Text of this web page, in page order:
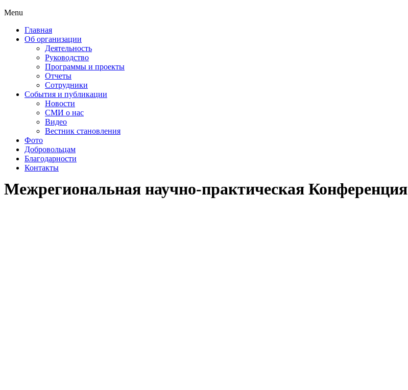
Menu
Главная
Об организации
Деятельность
Руководство
Программы и проекты
Отчеты
Сотрудники
События и публикации
Новости
СМИ о нас
Видео
Вестник становления
Фото
Добровольцам
Благодарности
Контакты
Межрегиональная научно-практическая Конференция